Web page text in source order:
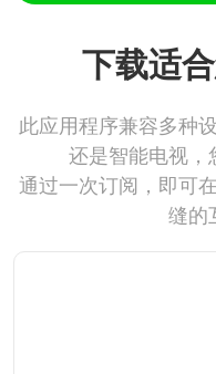
下载适
此应用程序兼容多种
还是智能电视，
通过一次订阅，即可
缝的